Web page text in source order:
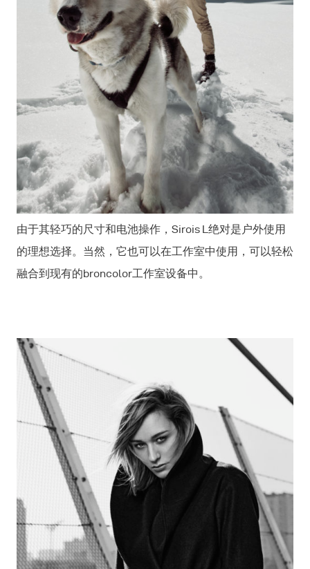
由于其轻巧的尺寸和电池操作，Sirois L绝对是户外使用
的理想选择。当然，它也可以在工作室中使用，可以轻松
融合到现有的broncolor工作室设备中。